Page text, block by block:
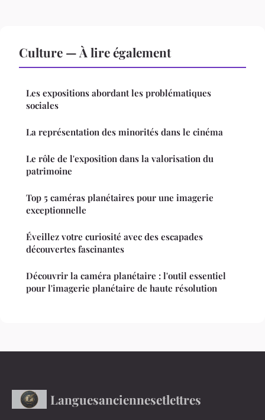
Culture — À lire également
Les expositions abordant les problématiques
sociales
La représentation des minorités dans le cinéma
Le rôle de l'exposition dans la valorisation du
patrimoine
Top 5 caméras planétaires pour une imagerie
exceptionnelle
Éveillez votre curiosité avec des escapades
découvertes fascinantes
Découvrir la caméra planétaire : l'outil essentiel
pour l'imagerie planétaire de haute résolution
Languesanciennesetlettres